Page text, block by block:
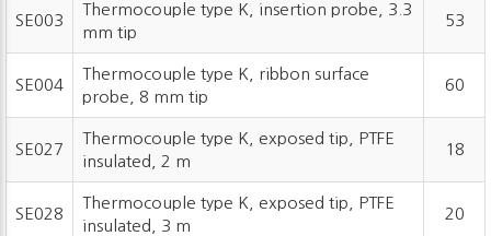
SE003
Thermocouple type K, insertion probe, 3.3
mm tip
53
SE004
Thermocouple type K, ribbon surface
probe, 8 mm tip
60
SE027
Thermocouple type K, exposed tip, PTFE
insulated, 2 m
18
SE028
Thermocouple type K, exposed tip, PTFE
insulated, 3 m
20